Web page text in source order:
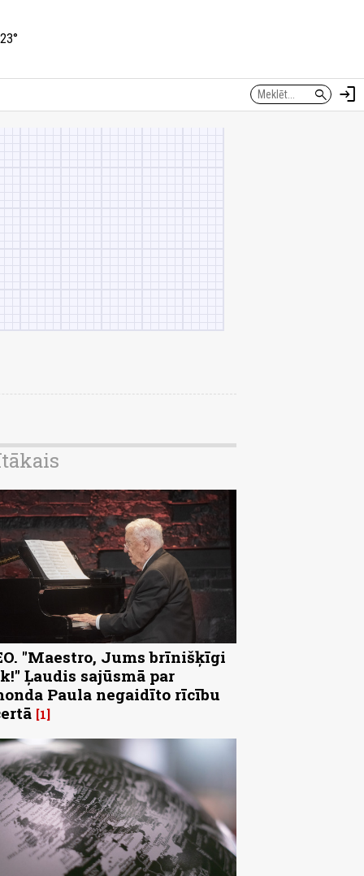
search login
"Maestro, Jums brīnišķīgi
Ļaudis sajūsmā par
Paula negaidīto rīcību
1